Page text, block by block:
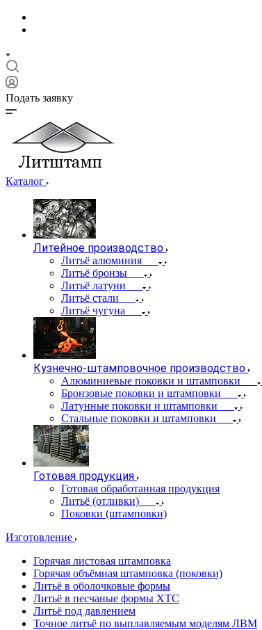
Подать заявку
Каталог
Литейное производство
Литьё алюминия
Литьё бронзы
Литьё латуни
Литьё стали
Литьё чугуна
Кузнечно-штамповочное производство
Алюминиевые поковки и штамповки
Бронзовые поковки и штамповки
Латунные поковки и штамповки
Стальные поковки и штамповки
Готовая продукция
Готовая обработанная продукция
Литьё (отливки)
Поковки (штамповки)
Изготовление
Горячая листовая штамповка
Горячая объёмная штамповка (поковки)
Литьё в оболочковые формы
Литьё в песчаные формы ХТС
Литьё под давлением
Точное литьё по выплавляемым моделям ЛВМ